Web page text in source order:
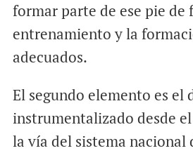
formar parte de ese pie de
entrenamiento y la
adecuados.
El segundo elemento es el
instrumentalizado desde
la vía del sistema nacional